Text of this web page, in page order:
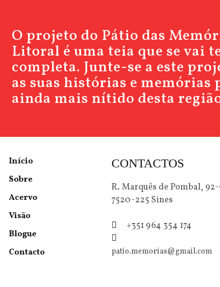
O projeto do Pátio das
Litoral é uma teia que se vai
completa. Junte-se a este
as suas histórias e
ainda mais nítido desta
Início
Sobre
Acervo
Visão
Blogue
Contacto
CONTACTOS
R. Marquês de Pombal,
7520-225 Sines
+351 964 354 174
patio.memorias@gmail.com